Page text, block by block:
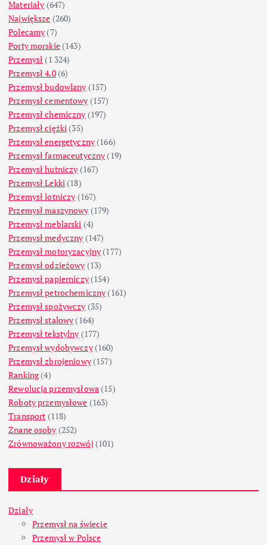
Materiały (647)
Największe (260)
Polecamy (7)
Porty morskie(143)
Przemysł (1 324)
Przemysł 4.0(6)
Przemysł budowlany (157)
Przemysł cementowy (157)
Przemysł chemiczny (197)
Przemysł ciężki (35)
Przemysł energetyczny (166)
Przemysł farmaceutyczny (19)
Przemysł hutniczy (167)
Przemysł Lekki (18)
Przemysł lotniczy (167)
Przemysł maszynowy (179)
Przemysł meblarski (4)
Przemysł medyczny (147)
Przemysł motoryzacyjny (177)
Przemysł odzieżowy (13)
Przemysł papierniczy(154)
Przemysł petrochemiczny (161)
Przemysł spożywczy (35)
Przemysł stalowy (164)
Przemysł tekstylny (177)
Przemysł wydobywczy(160)
Przemysł zbrojeniowy(157)
Ranking(4)
Rewolucja przemysłowa (15)
Roboty przemysłowe (163)
Transport (118)
Znane osoby (252)
Zrównoważony rozwój (101)
Działy
Działy
Przemysł na świecie
Przemysł w Polsce